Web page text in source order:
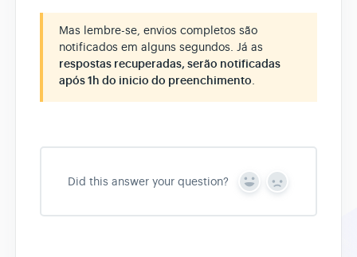
Mas lembre-se, envios completos são
notificados em alguns segundos. Já as
respostas recuperadas, serão notificadas
após 1h do inicio do preenchimento.
Did this answer your question?
Y
s
N